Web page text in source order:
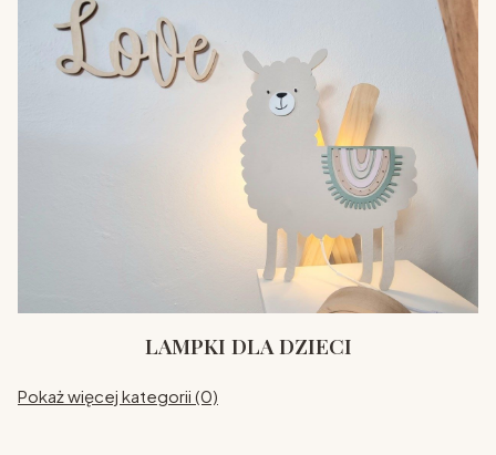
LAMPKI DLA DZIECI
Pokaż więcej kategorii (0)